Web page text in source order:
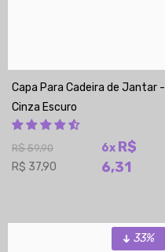
Capa Para Cadeira de Jantar -
Cinza Escuro
R$ 59,90
R$ 37,90
6x R$
6,31
33%